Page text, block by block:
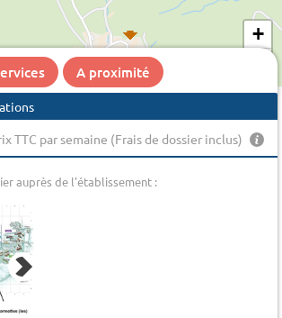
+
A proximité
TTC par semaine (Frais de dossier inclus)
auprès de l'établissement :